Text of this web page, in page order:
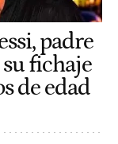
padre
fichaje
de edad